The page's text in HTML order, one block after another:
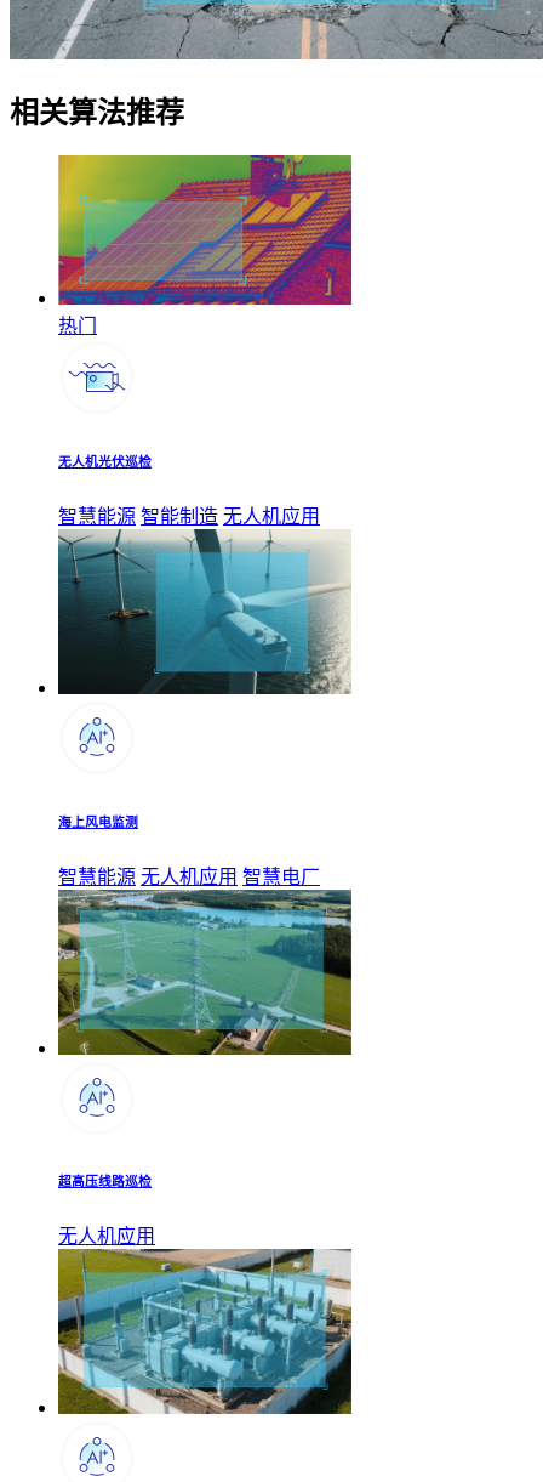
相关算法推荐
热门
无人机光伏巡检
智慧能源 智能制造 无人机应用
海上风电监测
智慧能源 无人机应用 智慧电厂
超高压线路巡检
无人机应用